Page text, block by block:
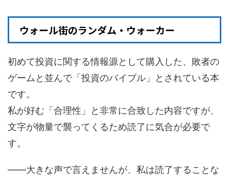
ウォール街のランダム・ウォーカー
初めて投資に関する情報源として購入した、敗者の
ゲームと並んで「投資のバイブル」とされている本
です。
私が好む「合理性」と非常に合致した内容ですが、
文字が物量で襲ってくるため読了に気合が必要で
す。
――大きな声で言えませんが、私は読了することな